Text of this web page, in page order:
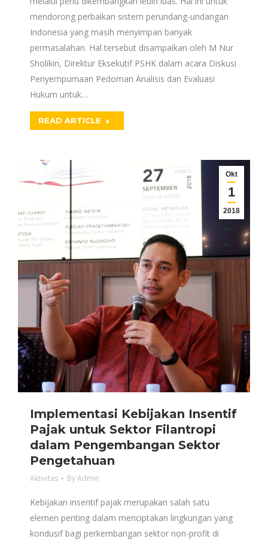
mendorong perbaikan sistem perundang-undangan
Indonesia yang masih menyimpan banyak
permasalahan. Hal tersebut disampaikan oleh M Nur
Sholikin, Direktur Eksekutif PSHK dalam acara Diskusi
Penyempurnaan Pedoman Analisis dan Evaluasi
Hukum untuk…
READ ARTICLE
Okt
1
2018
Implementasi Kebijakan Insentif
Pajak untuk Sektor Filantropi
dalam Pengembangan Sektor
Pengetahuan
Aktivitas ByAdmin
Kebijakan insentif pajak merupakan salah satu
elemen penting dalam menciptakan lingkungan yang
kondusif bagi perkembangan sektor non-profit di